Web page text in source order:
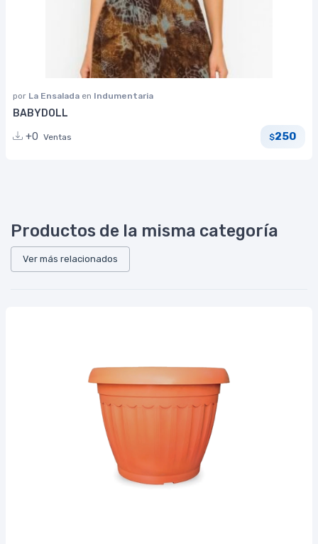
por La Ensalada en Indumentaria
BABYDOLL
+0 Ventas $250
Productos de la misma categoría
Ver más relacionados